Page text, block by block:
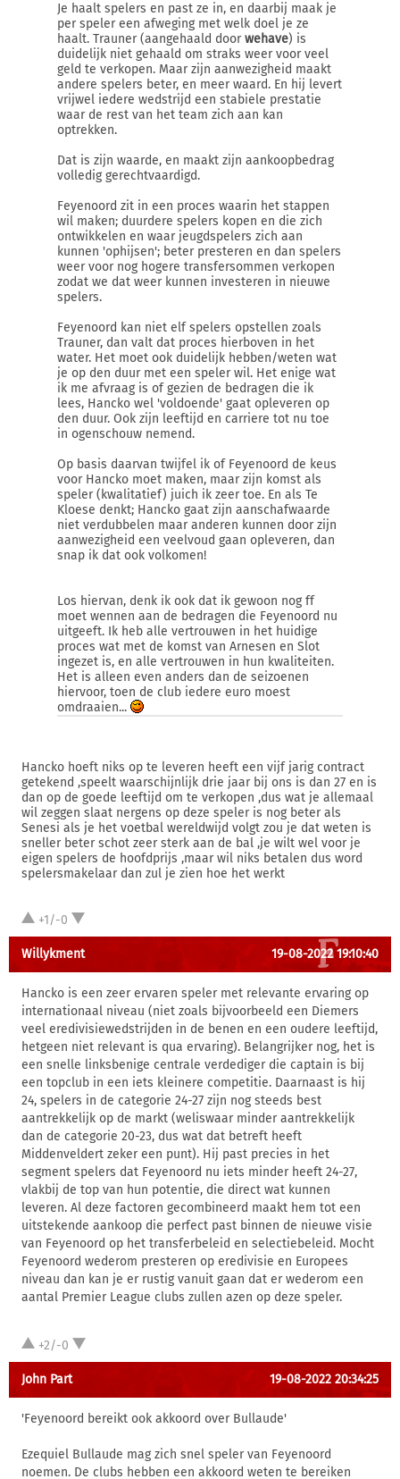
Je haalt spelers en past ze in, en daarbij maak je
per speler een afweging met welk doel je ze
haalt. Trauner (aangehaald doorwehave) is
duidelijk niet gehaald om straks weer voor veel
geld te verkopen. Maar zijn aanwezigheid maakt
andere spelers beter, en meer waard. En hij levert
vrijwel iedere wedstrijd een stabiele prestatie
waar de rest van het team zich aan kan
optrekken.
Dat is zijn waarde, en maakt zijn aankoopbedrag
volledig gerechtvaardigd.
Feyenoord zit in een proces waarin het stappen
wil maken; duurdere spelers kopen en die zich
ontwikkelen en waar jeugdspelers zich aan
kunnen 'ophijsen'; beter presteren en dan spelers
weer voor nog hogere transfersommen verkopen
zodat we dat weer kunnen investeren in nieuwe
spelers.
Feyenoord kan niet elf spelers opstellen zoals
Trauner, dan valt dat proces hierboven in het
water. Het moet ook duidelijk hebben/weten wat
je op den duur met een speler wil. Het enige wat
ik me afvraag is of gezien de bedragen die ik
lees, Hancko wel 'voldoende' gaat opleveren op
den duur. Ook zijn leeftijd en carriere tot nu toe
in ogenschouw nemend.
Op basis daarvan twijfel ik of Feyenoord de keus
voor Hancko moet maken, maar zijn komst als
speler (kwalitatief) juich ik zeer toe. En als Te
Kloese denkt; Hancko gaat zijn aanschafwaarde
niet verdubbelen maar anderen kunnen door zijn
aanwezigheid een veelvoud gaan opleveren, dan
snap ik dat ook volkomen!
Los hiervan, denk ik ook dat ik gewoon nog ff
moet wennen aan de bedragen die Feyenoord nu
uitgeeft. Ik heb alle vertrouwen in het huidige
proces wat met de komst van Arnesen en Slot
ingezet is, en alle vertrouwen in hun kwaliteiten.
Het is alleen even anders dan de seizoenen
hiervoor, toen de club iedere euro moest
omdraaien...
Hancko hoeft niks op te leveren heeft een vijf jarig contract
getekend ,speelt waarschijnlijk drie jaar bij ons is dan 27 en is
dan op de goede leeftijd om te verkopen ,dus wat je allemaal
wil zeggen slaat nergens op deze speler is nog beter als
Senesi als je het voetbal wereldwijd volgt zou je dat weten is
sneller beter schot zeer sterk aan de bal ,je wilt wel voor je
eigen spelers de hoofdprijs ,maar wil niks betalen dus word
spelersmakelaar dan zul je zien hoe het werkt
+1/-0
Willykment 19-08-2022 19:10:40
Hancko is een zeer ervaren speler met relevante ervaring op
internationaal niveau (niet zoals bijvoorbeeld een Diemers
veel eredivisiewedstrijden in de benen en een oudere leeftijd,
hetgeen niet relevant is qua ervaring). Belangrijker nog, het is
een snelle linksbenige centrale verdediger die captain is bij
een topclub in een iets kleinere competitie. Daarnaast is hij
24, spelers in de categorie 24-27 zijn nog steeds best
aantrekkelijk op de markt (weliswaar minder aantrekkelijk
dan de categorie 20-23, dus wat dat betreft heeft
Middenveldert zeker een punt). Hij past precies in het
segment spelers dat Feyenoord nu iets minder heeft 24-27,
vlakbij de top van hun potentie, die direct wat kunnen
leveren. Al deze factoren gecombineerd maakt hem tot een
uitstekende aankoop die perfect past binnen de nieuwe visie
van Feyenoord op het transferbeleid en selectiebeleid. Mocht
Feyenoord wederom presteren op eredivisie en Europees
niveau dan kan je er rustig vanuit gaan dat er wederom een
aantal Premier League clubs zullen azen op deze speler.
+2/-0
John Part 19-08-2022 20:34:25
'Feyenoord bereikt ook akkoord over Bullaude'
Ezequiel Bullaude mag zich snel speler van Feyenoord
noemen. De clubs hebben een akkoord weten te bereiken